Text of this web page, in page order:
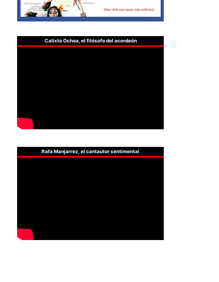
Calixto Ochoa, el filósofo del acordeón
Rafa Manjarrez, el cantautor sentimental